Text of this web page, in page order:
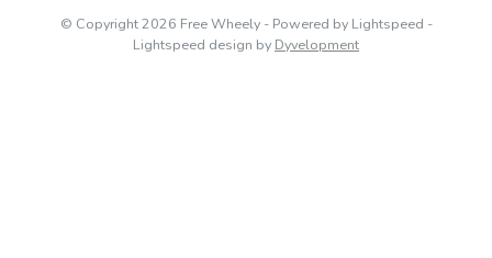
© Copyright 2026 Free Wheely- Powered by Lightspeed -
Lightspeed design by Dyvelopment